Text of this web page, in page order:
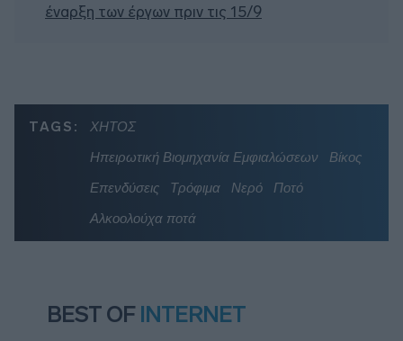
έναρξη των έργων πριν τις 15/9
TAGS:
ΧΗΤΟΣ
Ηπειρωτική Βιομηχανία Εμφιαλώσεων
Βίκος
Επενδύσεις
Τρόφιμα Νερό
Ποτό
Αλκοολούχα ποτά
BEST OF INTERNET